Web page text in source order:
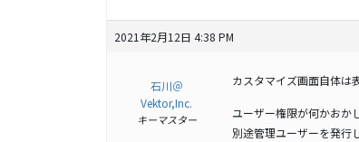
2021年2月12日 4:38 PM
石川＠
Vektor,Inc.
キーマスター
カスタマイズ画面自体は
ユーザー権限が何かおか
別途管理ユーザーを発行